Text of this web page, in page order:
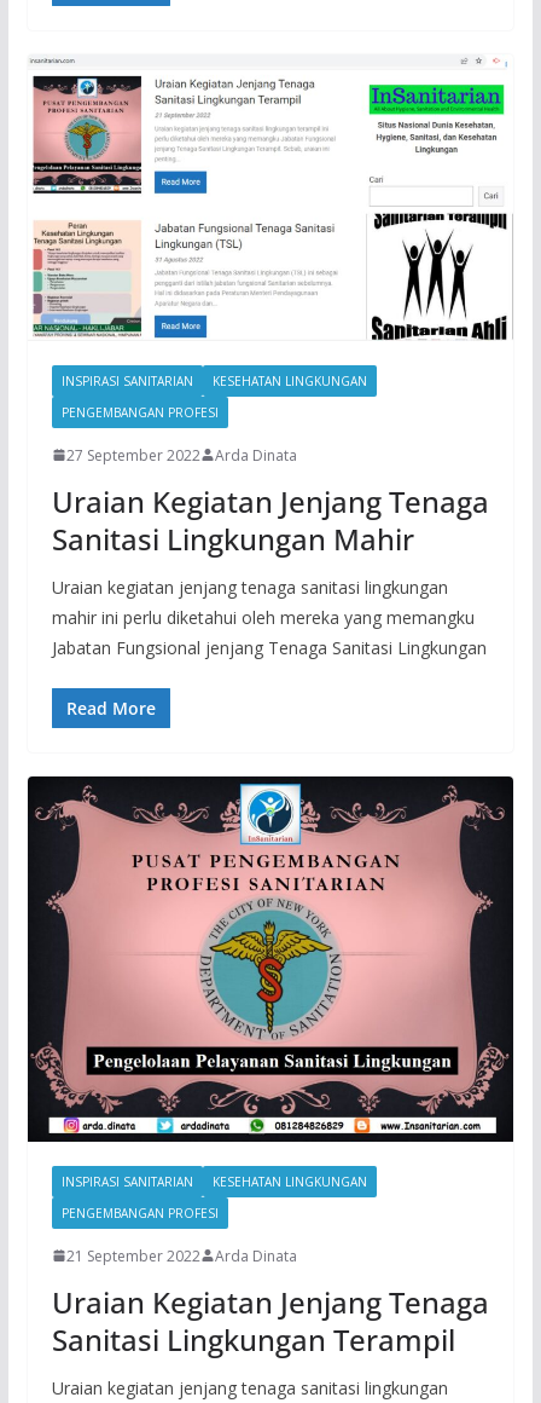
INSPIRASI SANITARIAN
KESEHATAN LINGKUNGAN
PENGEMBANGAN PROFESI
27 September 2022 Arda Dinata
Uraian Kegiatan Jenjang Tenaga
Sanitasi Lingkungan Mahir
Uraian kegiatan jenjang tenaga sanitasi lingkungan
mahir ini perlu diketahui oleh mereka yang memangku
Jabatan Fungsional jenjang Tenaga Sanitasi Lingkungan
Read More
INSPIRASI SANITARIAN
KESEHATAN LINGKUNGAN
PENGEMBANGAN PROFESI
21 September 2022 Arda Dinata
Uraian Kegiatan Jenjang Tenaga
Sanitasi Lingkungan Terampil
Uraian kegiatan jenjang tenaga sanitasi lingkungan